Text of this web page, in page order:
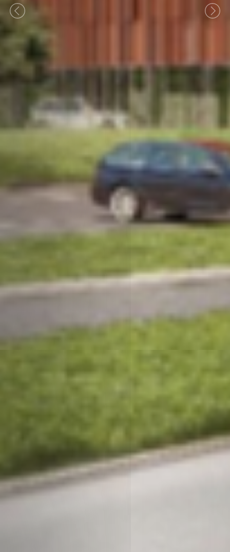
Previous